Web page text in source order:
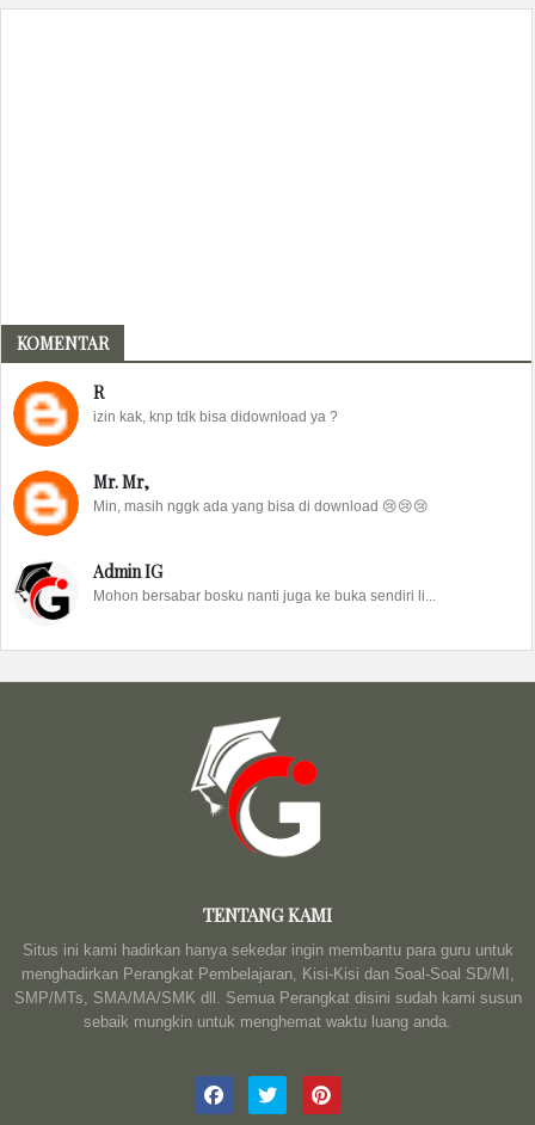
KOMENTAR
R
izin kak, knp tdk bisa didownload ya ?
Mr. Mr,
Min, masih nggk ada yang bisa di download 😢😢😢
Admin IG
Mohon bersabar bosku nanti juga ke buka sendiri li...
TENTANG KAMI
Situs ini kami hadirkan hanya sekedar ingin membantu para guru untuk
menghadirkan Perangkat Pembelajaran, Kisi-Kisi dan Soal-Soal SD/MI,
SMP/MTs, SMA/MA/SMK dll. Semua Perangkat disini sudah kami susun
sebaik mungkin untuk menghemat waktu luang anda.